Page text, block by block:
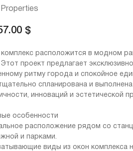
Properties
$
расположится в модном
проект предлагает
ритму города и спокойное
спланирована и
инноваций и эстетической
особенности
расположение рядом со
и парками.
виды из окон комплекса